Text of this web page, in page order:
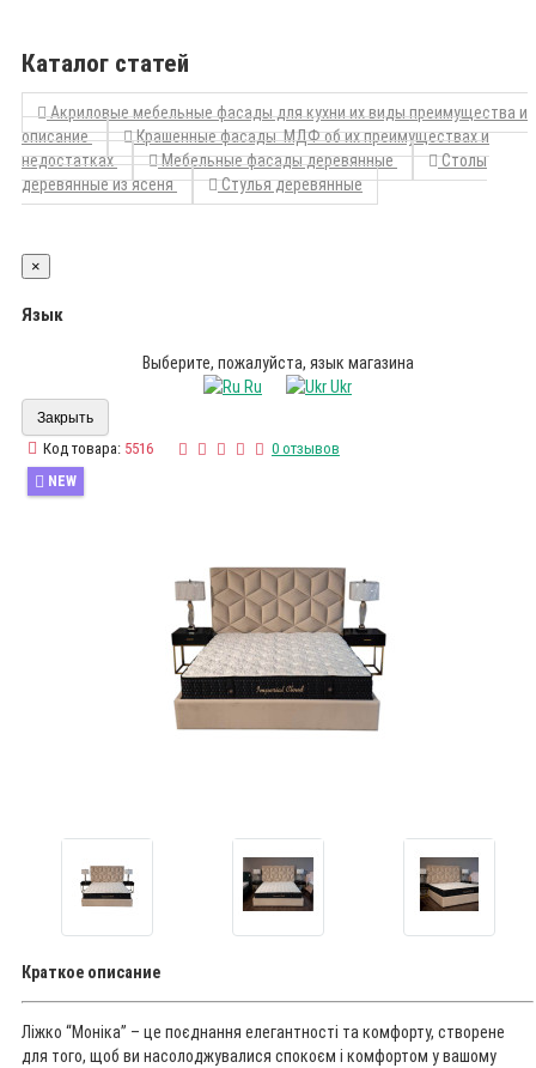
Каталог статей
Акриловые мебельные фасады для кухни их виды преимущества и
описание
Крашенные фасады МДФ об их преимуществах и
недостатках
Мебельные фасады деревянные
Столы
деревянные из ясеня
Стулья деревянные
×
Язык
Выберите, пожалуйста, язык магазина
Ru
Ukr
Закрыть
Код товара: 5516 0 отзывов
NEW
Краткое описание
Ліжко “Моніка” – це поєднання елегантності та комфорту, створене
для того, щоб ви насолоджувалися спокоєм і комфортом у вашому